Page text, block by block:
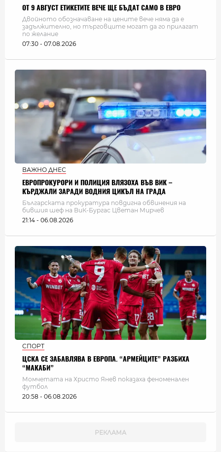
ОТ 9 АВГУСТ ЕТИКЕТИТЕ ВЕЧЕ ЩЕ БЪДАТ САМО В ЕВРО
Двойното обозначаване на цените вече няма да е
задължително, но търговците могат да го прилагат
по желание
07:30 - 07.08.2026
ВАЖНО ДНЕС
ЕВРОПРОКУРОРИ И ПОЛИЦИЯ ВЛЯЗОХА ВЪВ ВИК –
КЪРДЖАЛИ ЗАРАДИ ВОДНИЯ ЦИКЪЛ НА ГРАДА
Българската прокуратура повдигна обвинения на
бившия шеф на ВиК-Бургас Цветан Мирчев
21:14 - 06.08.2026
СПОРТ
ЦСКА СЕ ЗАБАВЛЯВА В ЕВРОПА. “АРМЕЙЦИТЕ” РАЗБИХА
“МАКАБИ”
Момчетата на Христо Янев показаха феноменален
футбол
20:58 - 06.08.2026